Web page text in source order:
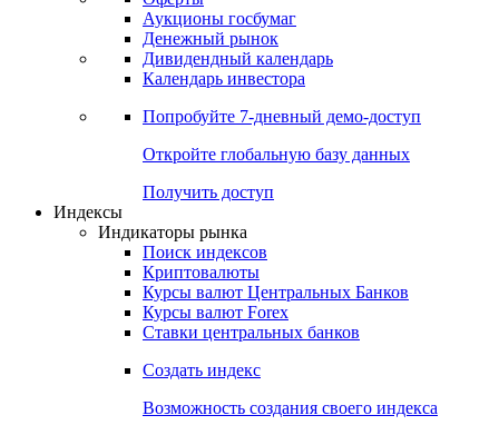
Аукционы госбумаг
Денежный рынок
Дивидендный календарь
Календарь инвестора
Попробуйте 7-дневный демо-доступ
Откройте глобальную базу данных
Получить доступ
Индексы
Индикаторы рынка
Поиск индексов
Криптовалюты
Курсы валют Центральных Банков
Курсы валют Forex
Ставки центральных банков
Создать индекс
Возможность создания своего индекса